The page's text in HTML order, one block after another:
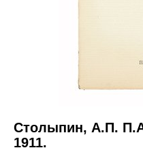
Столыпин, А.П.
1911.